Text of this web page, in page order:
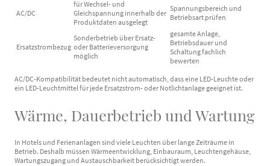
AC/DC
für Wechsel- und
Gleichspannung innerhalb der
Produktdaten ausgelegt
Spannungsbereich und
Betriebsart prüfen
Ersatzstrombezug
Sonderbetrieb über Ersatz-
oder Batterieversorgung
möglich
gesamte Anlage,
Betriebsdauer und
Schaltung fachlich
bewerten
AC/DC-Kompatibilität bedeutet nicht automatisch, dass eine LED-Leuchte oder
ein LED-Leuchtmittel für jede Ersatzstrom- oder Notlichtanlage geeignet ist.
Wärme, Dauerbetrieb und Wartung
In Hotels und Ferienanlagen sind viele Leuchten über lange Zeiträume in
Betrieb. Deshalb müssen Wärmeentwicklung, Einbauraum, Leuchtengehäuse,
Wartungszugang und Austauschbarkeit berücksichtigt werden.